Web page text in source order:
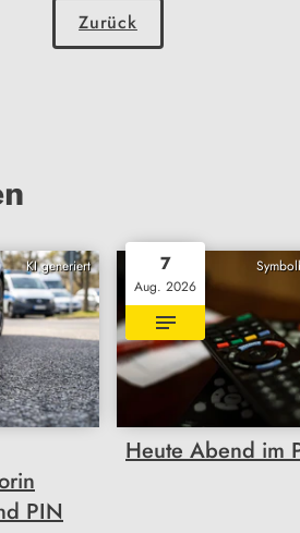
Zurück
KI generiert
PIN
7
Aug. 2026
Heute Abend im